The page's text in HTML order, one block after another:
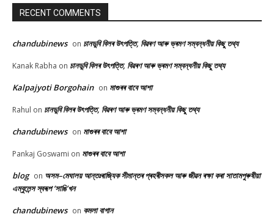
RECENT COMMENTS
chandubinews on চানডুবি বিলৰ উৎপত্তি, বিৱৰণ আৰু ভ্ৰমণ সম্বন্ধনীয় কিছু তথ্য
Kanak Rabha on চানডুবি বিলৰ উৎপত্তি, বিৱৰণ আৰু ভ্ৰমণ সম্বন্ধনীয় কিছু তথ্য
Kalpajyoti Borgohain on মাগুৰৰ বাবে আশা
Rahul on চানডুবি বিলৰ উৎপত্তি, বিৱৰণ আৰু ভ্ৰমণ সম্বন্ধনীয় কিছু তথ্য
chandubinews on মাগুৰৰ বাবে আশা
Pankaj Goswami on মাগুৰৰ বাবে আশা
blog on অসম–মেঘালয় আন্তঃৰাজ্যিক সীমান্তৰ প্ৰহৰীসকল আৰু জীৱন ৰক্ষা কৰা সাতামপুৰুষীয়া
এম্বুলেন্স স্বৰূপ ‘সাঙি’খন
chandubinews on কমলা বাগান